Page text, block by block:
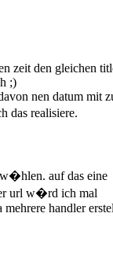
zeit den gleichen
;)
nen datum mit
das realisiere.
auf das eine
url w�rd ich mal
handler